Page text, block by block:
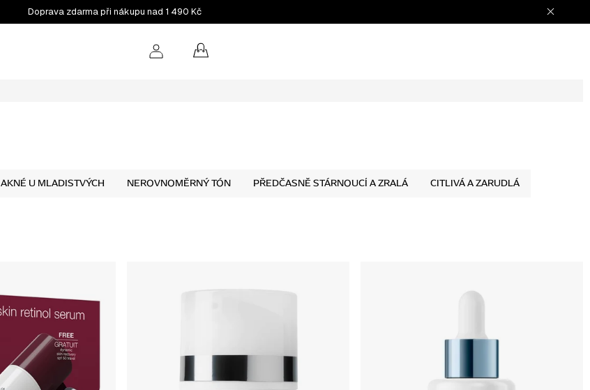
Doprava zdarma při nákupu nad 1 490 Kč
NÁKUPNÍ
KOŠÍK
AKNÉ U MLADISTVÝCH NEROVNOMĚRNÝ TÓN PŘEDČASNĚ STÁRNOUCÍ A ZRALÁ
CITLIVÁ A ZARUDLÁ